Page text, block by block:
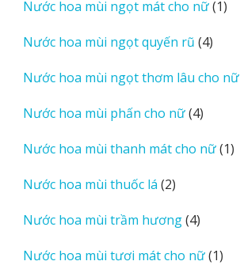
phẩm
Nước hoa mùi ngọt mát cho nữ 11
Nước hoa mùi ngọt quyến rũ 44
phẩm
Nước hoa mùi ngọt thơm lâu cho nữ
Nước hoa mùi phấn cho nữ 44
phẩm
Nước hoa mùi thanh mát cho nữ 11
Nước hoa mùi thuốc lá 22
phẩm
Nước hoa mùi trầm hương 44
phẩm
Nước hoa mùi tươi mát cho nữ 11